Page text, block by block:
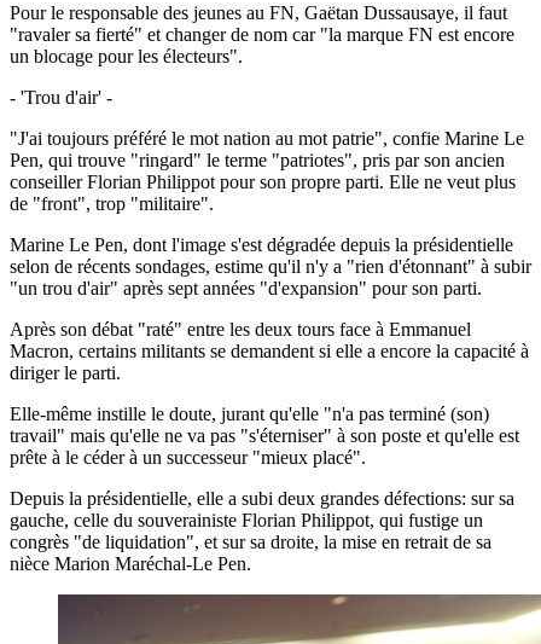
Pour le responsable des jeunes au FN, Gaëtan Dussausaye, il faut
"ravaler sa fierté" et changer de nom car "la marque FN est encore
un blocage pour les électeurs".
- 'Trou d'air' -
"J'ai toujours préféré le mot nation au mot patrie", confie Marine Le
Pen, qui trouve "ringard" le terme "patriotes", pris par son ancien
conseiller Florian Philippot pour son propre parti. Elle ne veut plus
de "front", trop "militaire".
Marine Le Pen, dont l'image s'est dégradée depuis la présidentielle
selon de récents sondages, estime qu'il n'y a "rien d'étonnant" à subir
"un trou d'air" après sept années "d'expansion" pour son parti.
Après son débat "raté" entre les deux tours face à Emmanuel
Macron, certains militants se demandent si elle a encore la capacité à
diriger le parti.
Elle-même instille le doute, jurant qu'elle "n'a pas terminé (son)
travail" mais qu'elle ne va pas "s'éterniser" à son poste et qu'elle est
prête à le céder à un successeur "mieux placé".
Depuis la présidentielle, elle a subi deux grandes défections: sur sa
gauche, celle du souverainiste Florian Philippot, qui fustige un
congrès "de liquidation", et sur sa droite, la mise en retrait de sa
nièce Marion Maréchal-Le Pen.